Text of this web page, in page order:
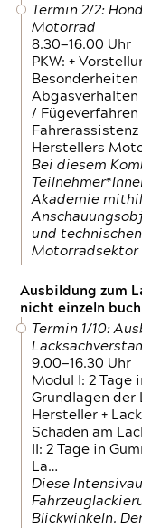
Termin 2/2:
Motorrad
8.30—16.00 Uhr
PKW: +
Abgasverhalten
/ Fügeverfahren
Herstellers
Bei diesem
Akademie
und
Motorradsektor
Ausbildung zum
nicht einzeln
Termin 1/10:
9.00—16.30 Uhr
Modul I: 2 Tage
Grundlagen der
Hersteller +
Schäden am
II: 2 Tage in
La…
Diese
Blickwinkeln.